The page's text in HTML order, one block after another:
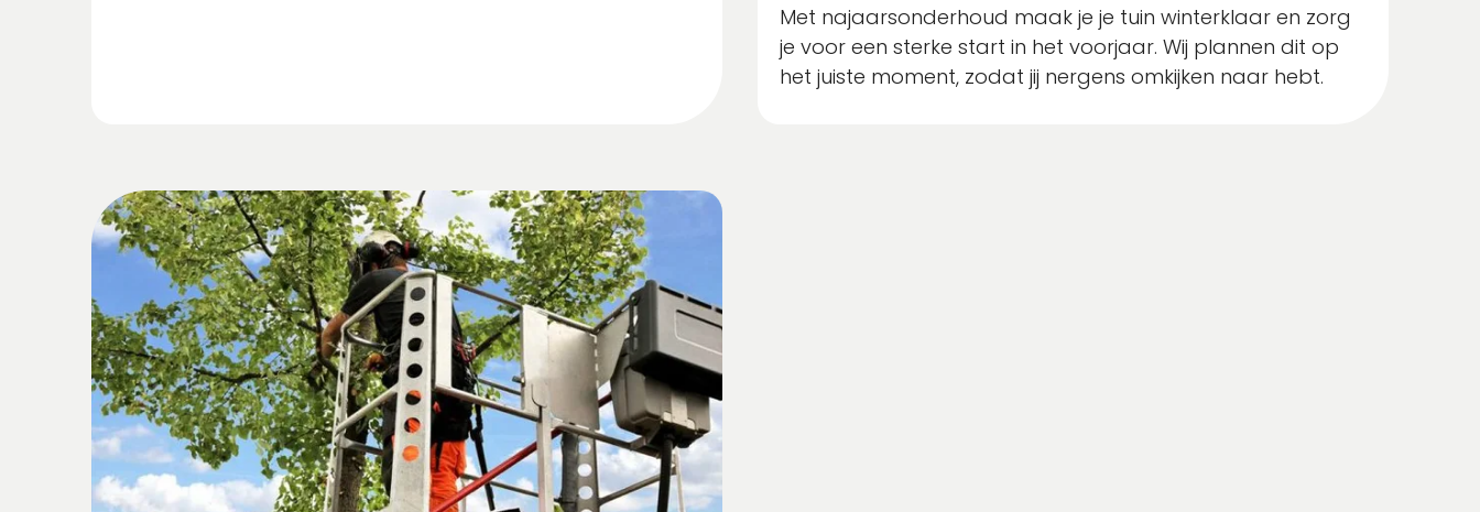
Met najaarsonderhoud maak je je tuin winterklaar en zorg
je voor een sterke start in het voorjaar. Wij plannen dit op
het juiste moment, zodat jij nergens omkijken naar hebt.